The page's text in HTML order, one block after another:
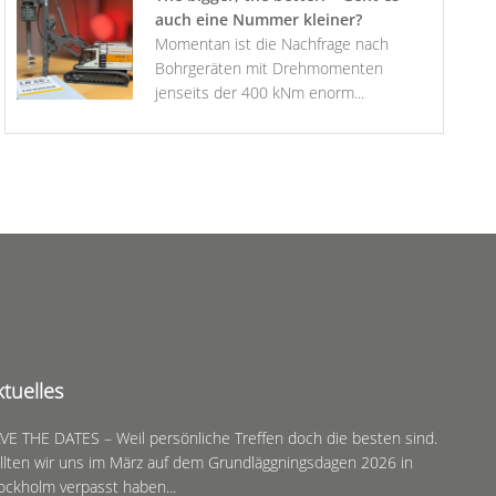
auch eine Nummer kleiner?
Momentan ist die Nachfrage nach
Bohrgeräten mit Drehmomenten
jenseits der 400 kNm enorm...
THE DATES – Weil persönliche Treffen doch die besten sind.
wir uns im März auf dem Grundläggningsdagen 2026 in
verpasst haben...